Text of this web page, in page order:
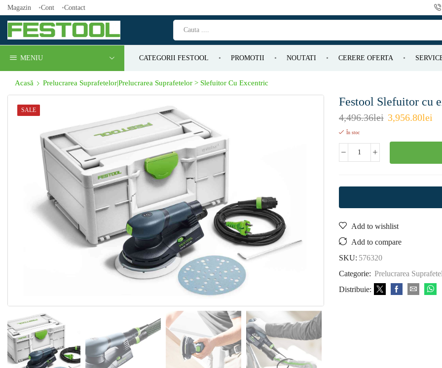
Magazin Cont Contact
MENIU CATEGORII FESTOOL PROMOTII NOUTATI CERERE OFERTA
Acasă Prelucrarea Suprafetelor|Prelucrarea Suprafetelor > Slefuitor Cu Excentric
SALE
Festool Slefuitor cu
4,496.36lei 3,956.80lei
În stoc
Add to wishlist
Add to compare
SKU: 576320
Categorie: Prelucrarea
Distribuie: